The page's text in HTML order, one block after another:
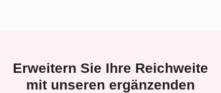
Erweitern Sie Ihre Reichweite
mit unseren ergänzenden